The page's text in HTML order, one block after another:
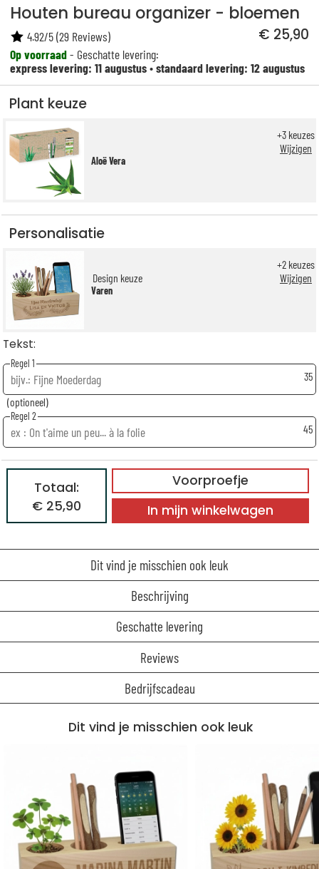
Houten bureau organizer - bloemen
€ 25,90
Op voorraad- Geschatte levering:
express levering: 11 augustus•standaard levering: 12 augustus
4.92/5(29 Reviews)
Plant keuze
Aloë Vera
+3 keuzes
Wijzigen
Personalisatie
Design keuze
Varen
+2 keuzes
Wijzigen
Tekst:
Regel 1
35
(optioneel)
Regel 2
45
Voorproefje
Totaal:
€ 25,90
In mijn winkelwagen
Dit vind je misschien ook leuk
Beschrijving
Geschatte levering
Reviews
Bedrijfscadeau
Dit vind je misschien ook leuk